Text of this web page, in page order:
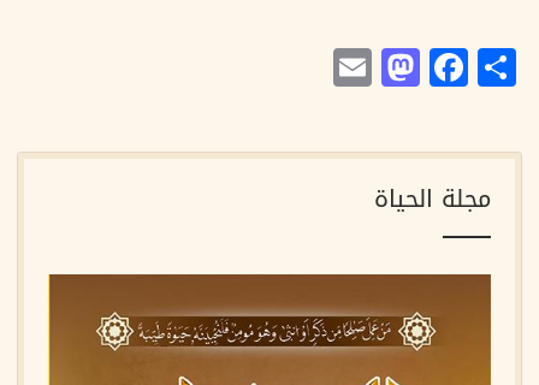
Share
Facebook
Mastodon
مجلة الحياة